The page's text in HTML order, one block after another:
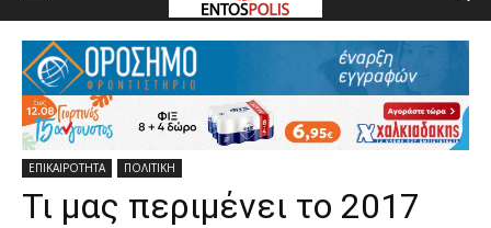
ΕΠΙΚΑΙΡΟΤΗΤΑ ΠΟΛΙΤΙΚΗ
Τι μας περιμένει το 2017